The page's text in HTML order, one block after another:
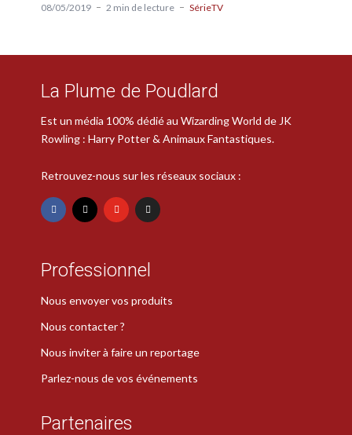
08/05/2019 2 min de lecture SérieTV
La Plume de Poudlard
Est un média 100% dédié au Wizarding World de JK
Rowling : Harry Potter & Animaux Fantastiques.
Retrouvez-nous sur les réseaux sociaux :
Professionnel
Nous envoyer vos produits
Nous contacter ?
Nous inviter à faire un reportage
Parlez-nous de vos événements
Partenaires